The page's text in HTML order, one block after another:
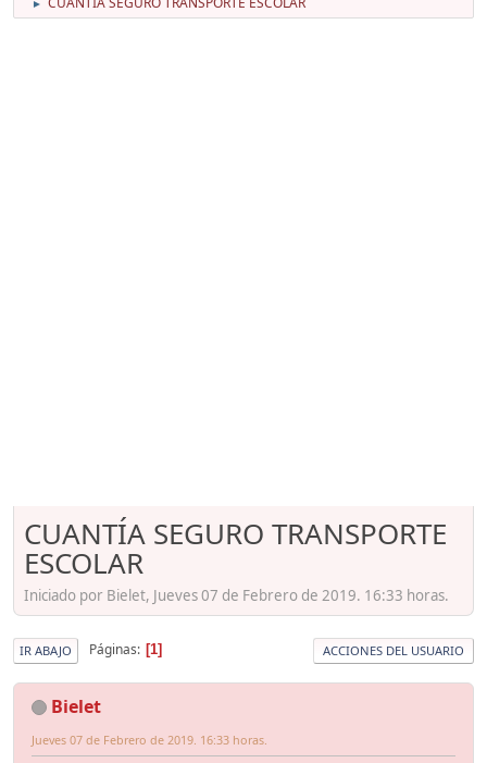
►
CUANTÍA SEGURO TRANSPORTE
ESCOLAR
Iniciado por Bielet, Jueves 07 de Febrero de 2019. 16:33 horas.
IR ABAJO Páginas 1 ACCIONES DEL USUARIO
Bielet
Jueves 07 de Febrero de 2019. 16:33 horas.